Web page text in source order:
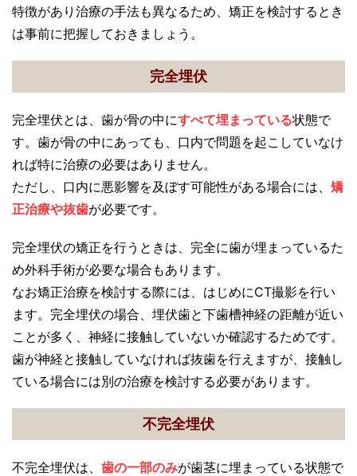
特徴があり治療の手法も異なるため、矯正を検討するとき
は事前に把握しておきましょう。
完全埋伏
完全埋伏とは、歯が骨の中にすべて埋まっている状態で
す。歯が骨の中にあっても、口内で問題を起こしていなけ
れば特に治療の必要はありません。
ただし、口内に悪影響を及ぼす可能性がある場合には、 矯
正治療や抜歯が必要です。
完全埋伏の矯正を行うときは、完全に歯が埋まっているた
め外科手術が必要な場合もあります。
なお矯正治療を検討する際には、はじめにCT撮影を行い
ます。完全埋伏の場合、埋伏歯と下歯槽神経の距離が近い
ことが多く、神経に接触していないか確認するためです。
歯が神経と接触していなければ抜歯を行えますが、接触し
ている場合には別の治療を検討する必要があります。
不完全埋伏
不完全埋伏は、 歯の一部のみが歯茎に埋まっている状態で